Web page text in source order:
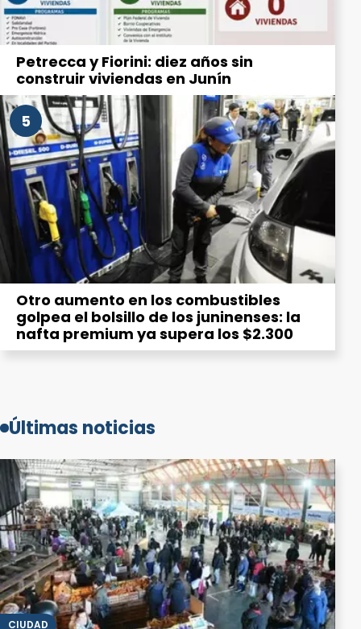
Petrecca y Fiorini: diez años sin
construir viviendas en Junín
5
Otro aumento en los combustibles
golpea el bolsillo de los juninenses: la
nafta premium ya supera los $2.300
Últimas noticias
CIUDAD